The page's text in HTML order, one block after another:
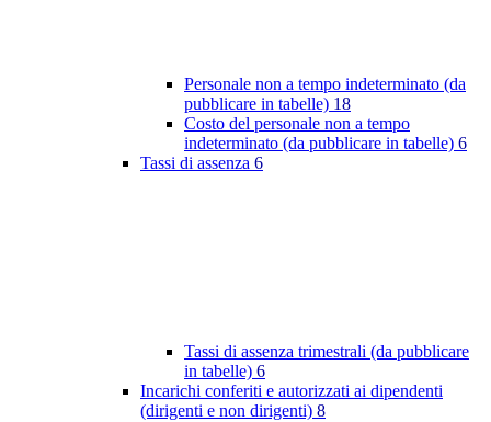
Personale non a tempo indeterminato (da
pubblicare in tabelle) 18
Costo del personale non a tempo
indeterminato (da pubblicare in tabelle) 6
Tassi di assenza 6
Tassi di assenza trimestrali (da pubblicare
in tabelle) 6
Incarichi conferiti e autorizzati ai dipendenti
(dirigenti e non dirigenti) 8